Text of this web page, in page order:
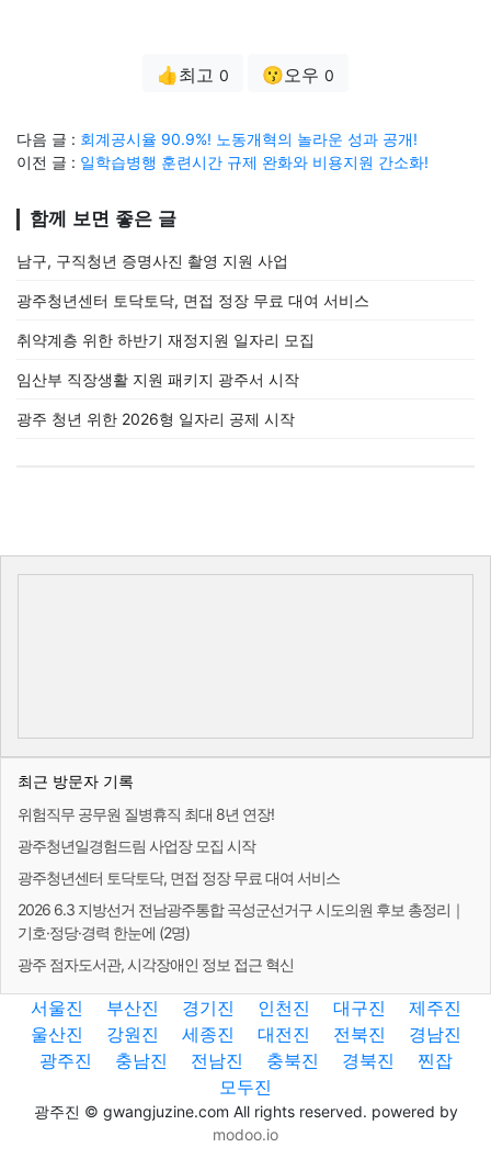
👍최고 0 😗오우 0
다음 글 : 회계공시율 90.9%! 노동개혁의 놀라운 성과 공개!
이전 글 : 일학습병행 훈련시간 규제 완화와 비용지원 간소화!
함께 보면 좋은 글
남구, 구직청년 증명사진 촬영 지원 사업
광주청년센터 토닥토닥, 면접 정장 무료 대여 서비스
취약계층 위한 하반기 재정지원 일자리 모집
임산부 직장생활 지원 패키지 광주서 시작
광주 청년 위한 2026형 일자리 공제 시작
최근 방문자 기록
위험직무 공무원 질병휴직 최대 8년 연장!
광주청년일경험드림 사업장 모집 시작
광주청년센터 토닥토닥, 면접 정장 무료 대여 서비스
2026 6.3 지방선거 전남광주통합 곡성군선거구 시도의원 후보 총정리｜
기호·정당·경력 한눈에 (2명)
광주 점자도서관, 시각장애인 정보 접근 혁신
서울진 부산진 경기진 인천진 대구진
제주진
울산진
강원진 세종진 대전진 전북진
경남진
광주진
충남진 전남진 충북진 경북진
찐잡
모두진
광주진 © gwangjuzine.com All rights reserved. powered by
modoo.io